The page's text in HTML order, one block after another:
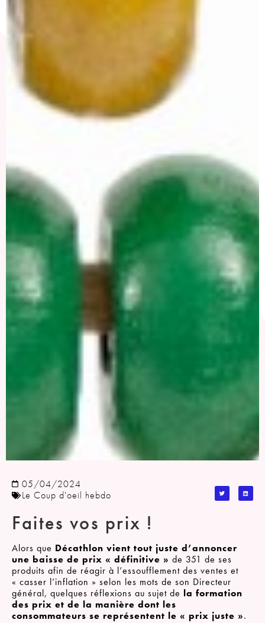
05/04/2024
Le Coup d'oeil hebdo
Faites vos prix !
Alors que Décathlon vient tout juste d’annoncer
une baisse de prix « définitive » de 351 de ses
produits afin de réagir à l’essoufflement des ventes et
« casser l’inflation » selon les mots de son Directeur
général, quelques réflexions au sujet de la formation
des prix et de la manière dont les
consommateurs se représentent le « prix juste ».